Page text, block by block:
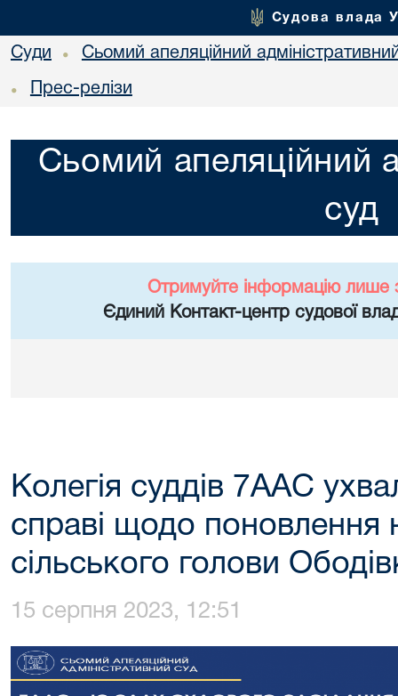
Судова влада
Суди • Сьомий апеляційний
• Прес-релізи
Сьомий апеляційний
суд
Отримуйте інформацію лише
Єдиний Контакт-центр судової
Колегія суддів 7ААС
справі щодо поновлення
сільського голови
15 серпня 2023, 12:51